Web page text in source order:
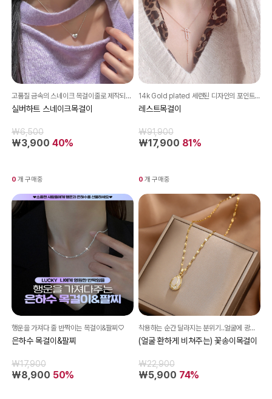
고품질 금속의 스네이크 목걸이줄로 제작되었으며 실버하트모양의 디테일이 돋보인답니다~♡
실버하트 스네이크목걸이
₩6,500
₩3,900 40%
0 개 구매중
14k Gold plated 세련된 디자인의 포인트 목걸이
레스트목걸이
₩91,900
₩17,900 81%
0 개 구매중
행운을 가져다 줄 반짝이는 목걸이&팔찌♡
은하수 목걸이&팔찌
₩17,900
₩8,900 50%
착용하는 순간 달라지는 분위기..얼굴에 광채가..!!
(얼굴 환하게 비쳐주는) 꽃송이목걸이
₩22,900
₩5,900 74%